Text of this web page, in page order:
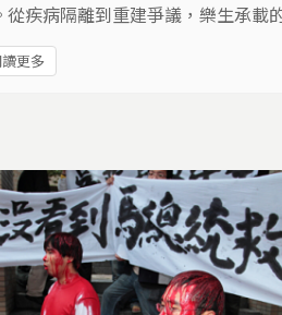
※推薦閱讀：
〈樂生風暴｜世紀之病痲瘋
從疾病隔離到重建爭議，樂生承載
史傷痕，也是一段仍在發生的等待與
更多